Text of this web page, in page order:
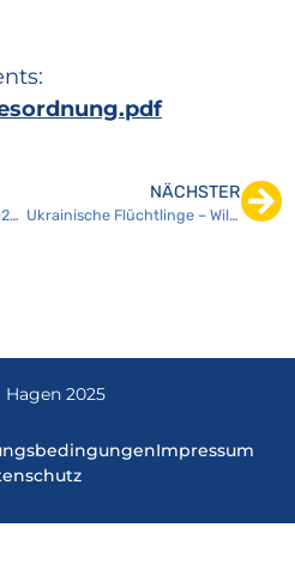
Mitgliederversammlung 2022 – Save the Date
NÄCHSTER
Ukrainische Flüchtlinge – Willkommen im Sport
Hagen 2025
Impressum